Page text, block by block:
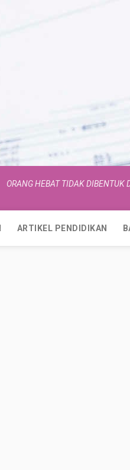
ORANG HEBAT TIDAK
ARTIKEL PENDIDIKAN